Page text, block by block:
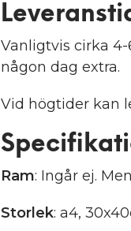
Vanligtvis cirka
någon dag extra.
Vid högtider kan
Ram: Ingår ej.
Storlek: a4,